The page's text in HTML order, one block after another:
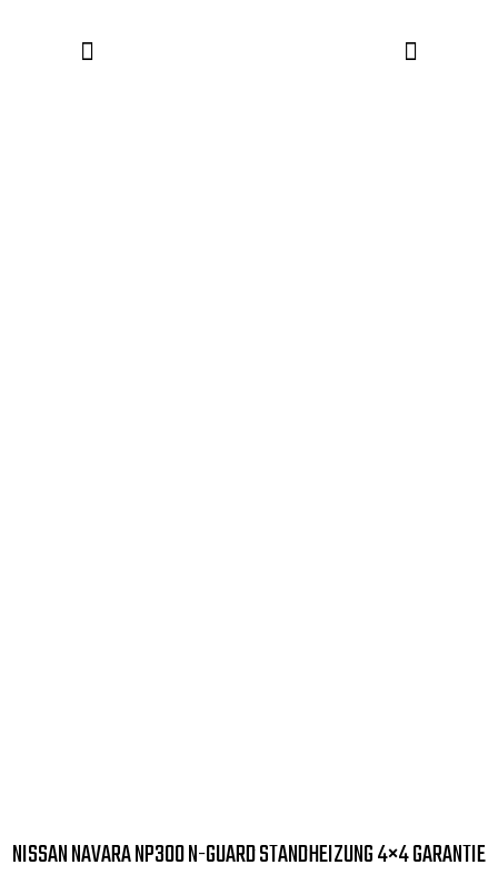
NISSAN NAVARA NP300 N-GUARD STANDHEIZUNG 4×4 GARANTIE